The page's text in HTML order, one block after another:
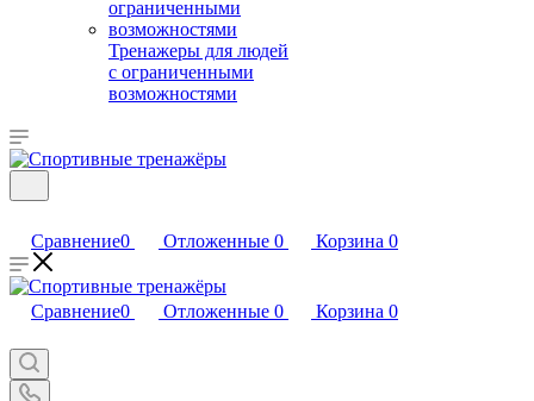
Тренажеры для людей
с ограниченными
возможностями
Сравнение0 Отложенные 0 Корзина 0
Сравнение0 Отложенные 0 Корзина 0